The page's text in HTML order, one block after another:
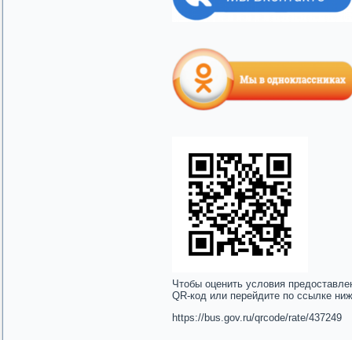
Чтобы оценить условия
QR-код или перейдите по ссылке
https://bus.gov.ru/qrcode/rate/437249